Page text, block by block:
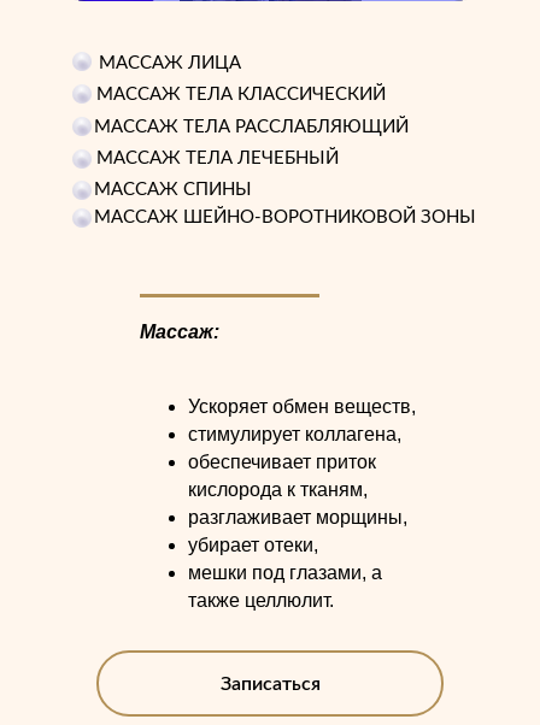
Массаж:
Ускоряет обмен веществ,
стимулирует коллагена,
обеспечивает приток
кислорода к тканям,
разглаживает морщины,
убирает отеки,
мешки под глазами, а
также целлюлит.
Записаться
МАССАЖ ТЕЛА РАССЛАБЛЯЮЩИЙ
МАССАЖ ТЕЛА КЛАССИЧЕСКИЙ
МАССАЖ ЛИЦА
МАССАЖ ШЕЙНО-ВОРОТНИКОВОЙ ЗОНЫ
МАССАЖ ТЕЛА ЛЕЧЕБНЫЙ
МАССАЖ СПИНЫ